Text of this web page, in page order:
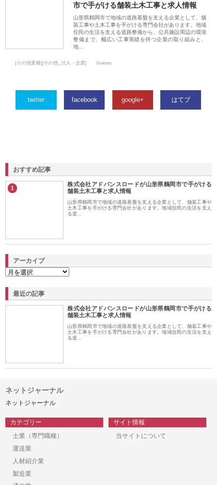
市で手がける舗装土木工事と求人情報
山形県鶴岡市で地域の道路基盤を支える企業として、舗
装工事や土木工事を手がける専門会社があります。地域
住民の生活を支える道路整備から、公共施設周辺の環境
整備まで、幅広い工事実績を持つ企業の取り組みと、
地…
[その他業種][その他_法人・企業] 0views
twitter facebook google+ はてブ
おすすめ記事
1
株式会社アドバンスロードが山形県鶴岡市で手がける
舗装土木工事と求人情報
山形県鶴岡市で地域の道路基盤を支える企業として、舗装工事や
土木工事を手がける専門会社があります。地域住民の生活を支え
る道…
アーカイブ
最近の記事
株式会社アドバンスロードが山形県鶴岡市で手がける
舗装土木工事と求人情報
山形県鶴岡市で地域の道路基盤を支える企業として、舗装工事や
土木工事を手がける専門会社があります。地域住民の生活を支え
る道…
ネットジャーナル
ネットジャーナル
カテゴリー
士業（専門職種）
運送業
人材紹介業
製造業
サイト情報
当サイトについて